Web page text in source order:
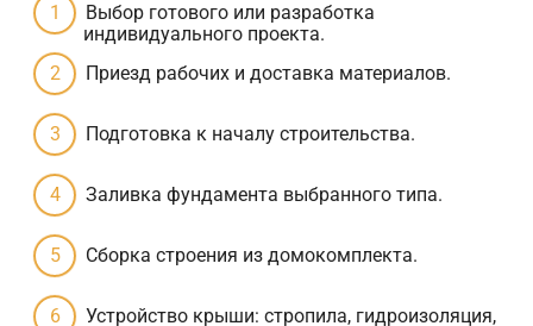
Выбор готового или разработка
индивидуального проекта.
Приезд рабочих и доставка материалов.
Подготовка к началу строительства.
Заливка фундамента выбранного типа.
Сборка строения из домокомплекта.
Устройство крыши: стропила, гидроизоляция,